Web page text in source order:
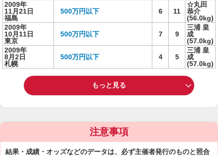
2009年
11月21日
福島
500万円以下 6 11
☆丸田
恭介
(56.0kg)
2009年
10月11日
東京
500万円以下 7 9
三浦 皇
成
(57.0kg)
2009年
8月2日
札幌
500万円以下 4 5
三浦 皇
成
(57.0kg)
もっと見る
注意事項
結果・成績・オッズなどのデータは、必ず主催者発行のものと照合